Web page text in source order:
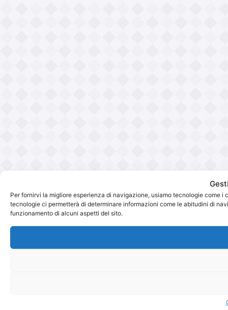
Per fornirvi la migliore esperienza di navigazione, usiamo tecnologie come
tecnologie ci permetterà di determinare informazioni come le abitudini di
funzionamento di alcuni aspetti del sito.